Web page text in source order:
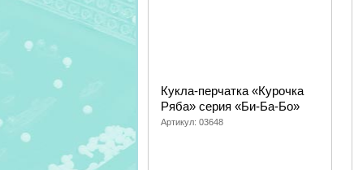
Кот
Кукла-перчатка «Курочка
Ряба» серия «Би-Ба-Бо»
Артикул: 03648